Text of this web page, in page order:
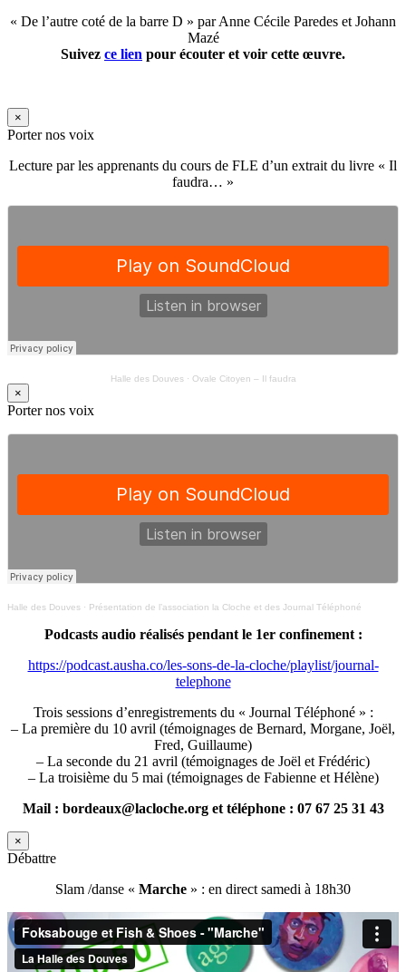
« De l’autre coté de la barre D » par Anne Cécile Paredes et Johann
Mazé
Suivez ce lien pour écouter et voir cette œuvre.
×
Porter nos voix
Lecture par les apprenants du cours de FLE d’un extrait du livre « Il
faudra… »
Halle des Douves· Ovale Citoyen – Il faudra
×
Porter nos voix
Halle des Douves · Présentation de l’association la Cloche et des Journal Téléphoné
Podcasts audio réalisés pendant le 1er confinement :
https://podcast.ausha.co/les-sons-de-la-cloche/playlist/journal-
telephone
Trois sessions d’enregistrements du « Journal Téléphoné » :
– La première du 10 avril (témoignages de Bernard, Morgane, Joël,
Fred, Guillaume)
– La seconde du 21 avril (témoignages de Joël et Frédéric)
– La troisième du 5 mai (témoignages de Fabienne et Hélène)
Mail : bordeaux@lacloche.org et téléphone : 07 67 25 31 43
×
Débattre
Slam /danse « Marche » : en direct samedi à 18h30